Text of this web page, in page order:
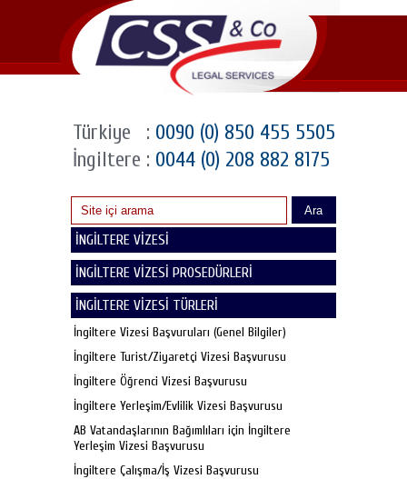
Türkiye : 0090 (0) 850 455 5505
İngiltere : 0044 (0) 208 882 8175
Ara
İNGİLTERE VİZESİ
İNGİLTERE VİZESİ PROSEDÜRLERİ
İNGİLTERE VİZESİ TÜRLERİ
İngiltere Vizesi Başvuruları (Genel Bilgiler)
İngiltere Turist/Ziyaretçi Vizesi Başvurusu
İngiltere Öğrenci Vizesi Başvurusu
İngiltere Yerleşim/Evlilik Vizesi Başvurusu
AB Vatandaşlarının Bağımlıları için İngiltere
Yerleşim Vizesi Başvurusu
İngiltere Çalışma/İş Vizesi Başvurusu